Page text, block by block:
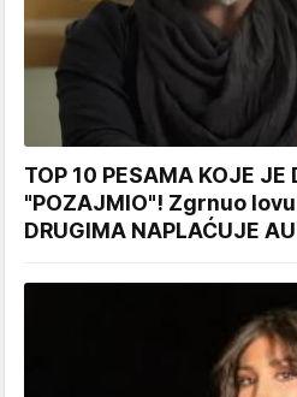
TOP 10 PESAMA KOJE JE
"POZAJMIO"! Zgrnuo
DRUGIMA NAPLAĆUJE